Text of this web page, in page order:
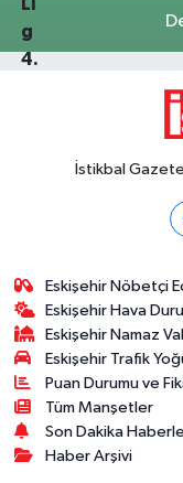
İstikbal
Eskişehir Nöbetçi
Eskişehir Hava
Eskişehir Namaz
Eskişehir Trafik
Puan Durumu ve
Tüm Manşetler
Son Dakika
Haber Arşivi